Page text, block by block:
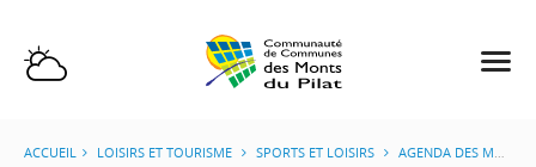
ACCUEIL LOISIRS ET TOURISME SPORTS ET LOISIRS AGENDA DES MANIFESTATIONS